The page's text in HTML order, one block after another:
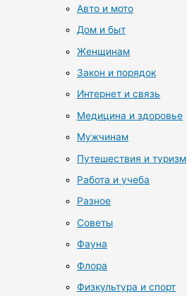
Авто и мото
Дом и быт
Женщинам
Закон и порядок
Интернет и связь
Медицина и здоровье
Мужчинам
Путешествия и туризм
Работа и учеба
Разное
Советы
Фауна
Флора
Физкультура и спорт